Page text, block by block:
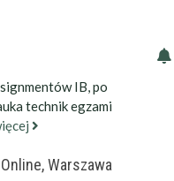
IB, po
technik egzami
Warszawa